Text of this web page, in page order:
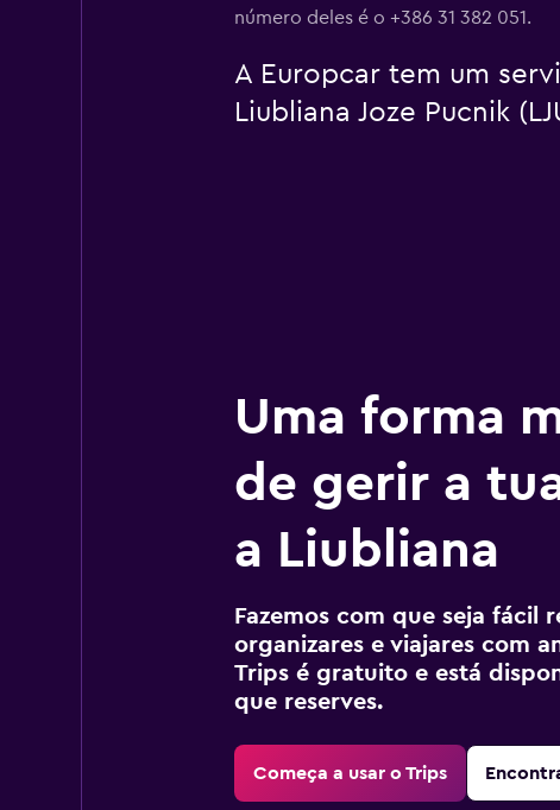
número deles é o +386 31 382 051.
A Europcar tem um
Liubliana Joze Pucnik
Uma forma
de gerir a
a Liubliana
Fazemos com que seja fácil
organizares e viajares com
Trips é gratuito e está
que reserves.
Começa a usar o Trips